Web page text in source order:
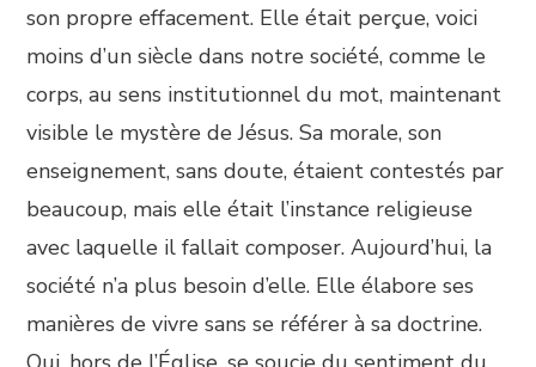
son propre effacement. Elle était perçue, voici
moins d’un siècle dans notre société, comme le
corps, au sens institutionnel du mot, maintenant
visible le mystère de Jésus. Sa morale, son
enseignement, sans doute, étaient contestés par
beaucoup, mais elle était l’instance religieuse
avec laquelle il fallait composer. Aujourd’hui, la
société n’a plus besoin d’elle. Elle élabore ses
manières de vivre sans se référer à sa doctrine.